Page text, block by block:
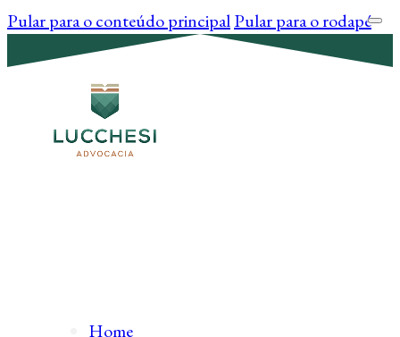
Pular para o conteúdo principalPular para o rodapé
Home